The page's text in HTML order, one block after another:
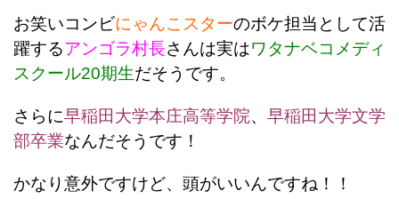
お笑いコンビにゃんこスターのボケ担当として活
躍するアンゴラ村長さんは実はワタナベコメディ
スクール20期生だそうです。
さらに早稲田大学本庄高等学院、 早稲田大学文学
部卒業なんだそうです！
かなり意外ですけど、頭がいいんですね！！